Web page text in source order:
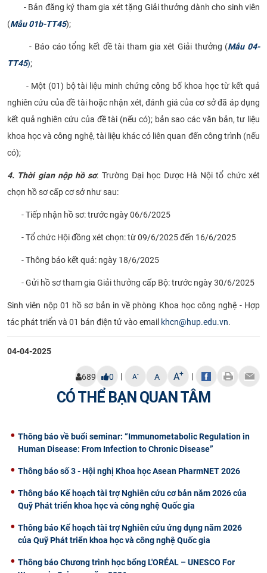
- Bản đăng ký tham gia xét tặng Giải thưởng dành cho sinh viên
(Mẫu 01b-TT45);
- Báo cáo tổng kết đề tài tham gia xét Giải thưởng (Mẫu 04-
TT45);
- Một (01) bộ tài liệu minh chứng công bố khoa học từ kết quả
nghiên cứu của đề tài hoặc nhận xét, đánh giá của cơ sở đã áp dụng
kết quả nghiên cứu của đề tài (nếu có); bản sao các văn bản, tư liệu
khoa học và công nghệ, tài liệu khác có liên quan đến công trình (nếu
có);
4. Thời gian nộp hồ sơ: Trường Đại học Dược Hà Nội tổ chức xét
chọn hồ sơ cấp cơ sở như sau:
- Tiếp nhận hồ sơ: trước ngày 06/6/2025
- Tổ chức Hội đồng xét chọn: từ 09/6/2025 đến 16/6/2025
- Thông báo kết quả: ngày 18/6/2025
- Gửi hồ sơ tham gia Giải thưởng cấp Bộ: trước ngày 30/6/2025
Sinh viên nộp 01 hồ sơ bản in về phòng Khoa học công nghệ - Hợp
tác phát triển và 01 bản điện tử vào email khcn@hup.edu.vn.
04-04-2025
689 0 | A- A A+ |
CÓ THỂ BẠN QUAN TÂM
Thông báo về buổi seminar: “Immunometabolic Regulation in
Human Disease: From Infection to Chronic Disease”
Thông báo số 3 - Hội nghị Khoa học Asean PharmNET 2026
Thông báo Kế hoạch tài trợ Nghiên cứu cơ bản năm 2026 của
Quỹ Phát triển khoa học và công nghệ Quốc gia
Thông báo Kế hoạch tài trợ Nghiên cứu ứng dụng năm 2026
của Quỹ Phát triển khoa học và công nghệ Quốc gia
Thông báo Chương trình học bổng L'ORÉAL – UNESCO For